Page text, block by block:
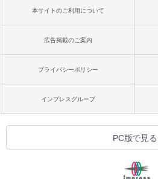
本サイトのご利用について
広告掲載のご案内
プライバシーポリシー
インプレスグループ
PC版で見る